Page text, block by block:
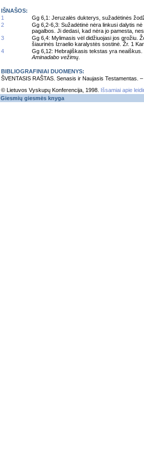
IŠNAŠOS:
1
Gg 6,1: Jeruzalės dukterys, sužadėtinės
2
Gg 6,2-6,3: Sužadėtinė nėra linkusi dalytis
pagalbos. Ji dedasi, kad nėra jo pamesta,
3
Gg 6,4: Mylimasis vėl didžiuojasi jos grožiu.
šiaurinės Izraelio karalystės sostinė. Žr. 1
4
Gg 6,12: Hebrajiškasis tekstas yra
Aminadabo vežimų
BIBLIOGRAFINIAI DUOMENYS:
ŠVENTASIS RAŠTAS. Senasis ir Naujasis Testamentas.
© Lietuvos Vyskupų Konferencija, 1998.
Išsamiai apie
Giesmių giesmės knyga